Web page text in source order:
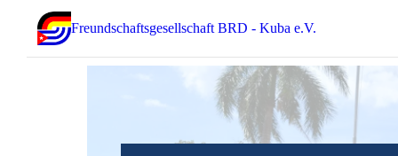
Freundschaftsgesellschaft BRD - Kuba e.V.